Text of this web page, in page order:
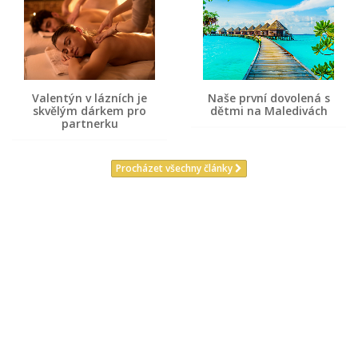
Valentýn v lázních je
skvělým dárkem pro
partnerku
Naše první dovolená s
dětmi na Maledivách
Procházet všechny články